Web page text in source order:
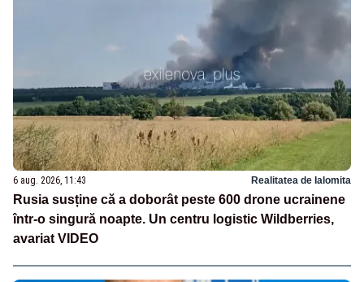
6 aug. 2026, 11:43 Realitatea de Ialomita
Rusia susține că a doborât peste 600 drone ucrainene
într-o singură noapte. Un centru logistic Wildberries,
avariat VIDEO